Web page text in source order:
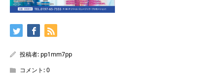
投稿者: pp1mm7pp
コメント:0